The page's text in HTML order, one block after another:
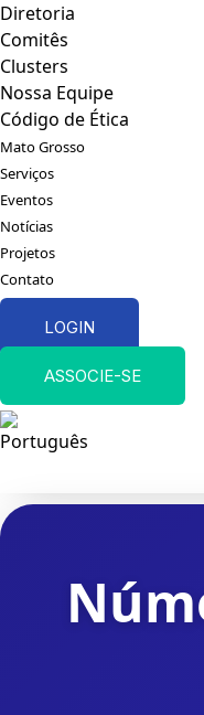
Diretoria
Comitês
Clusters
Nossa Equipe
Código de Ética
Mato Grosso
Serviços
Eventos
Notícias
Projetos
Contato
LOGIN
ASSOCIE-SE